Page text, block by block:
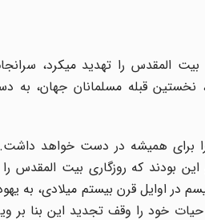
را تهدید می‏کرد،
الاقصی، نخستین قبله مسلمانان
را برای همیشه در دست خواهد
که روزگاری بیت المقدس را
در اوایل قرن بیستم میلادی، به
خود را وقف تجدید این بنا بر